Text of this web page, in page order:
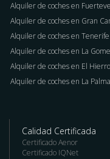
Alquiler de coches en
Alquiler de coches en Gran
Alquiler de coches en Tenerife
Alquiler de coches en La
Alquiler de coches en El Hierro
Alquiler de coches en La Palma
Calidad Certificada
Certificado Aenor
Certificado IQNet